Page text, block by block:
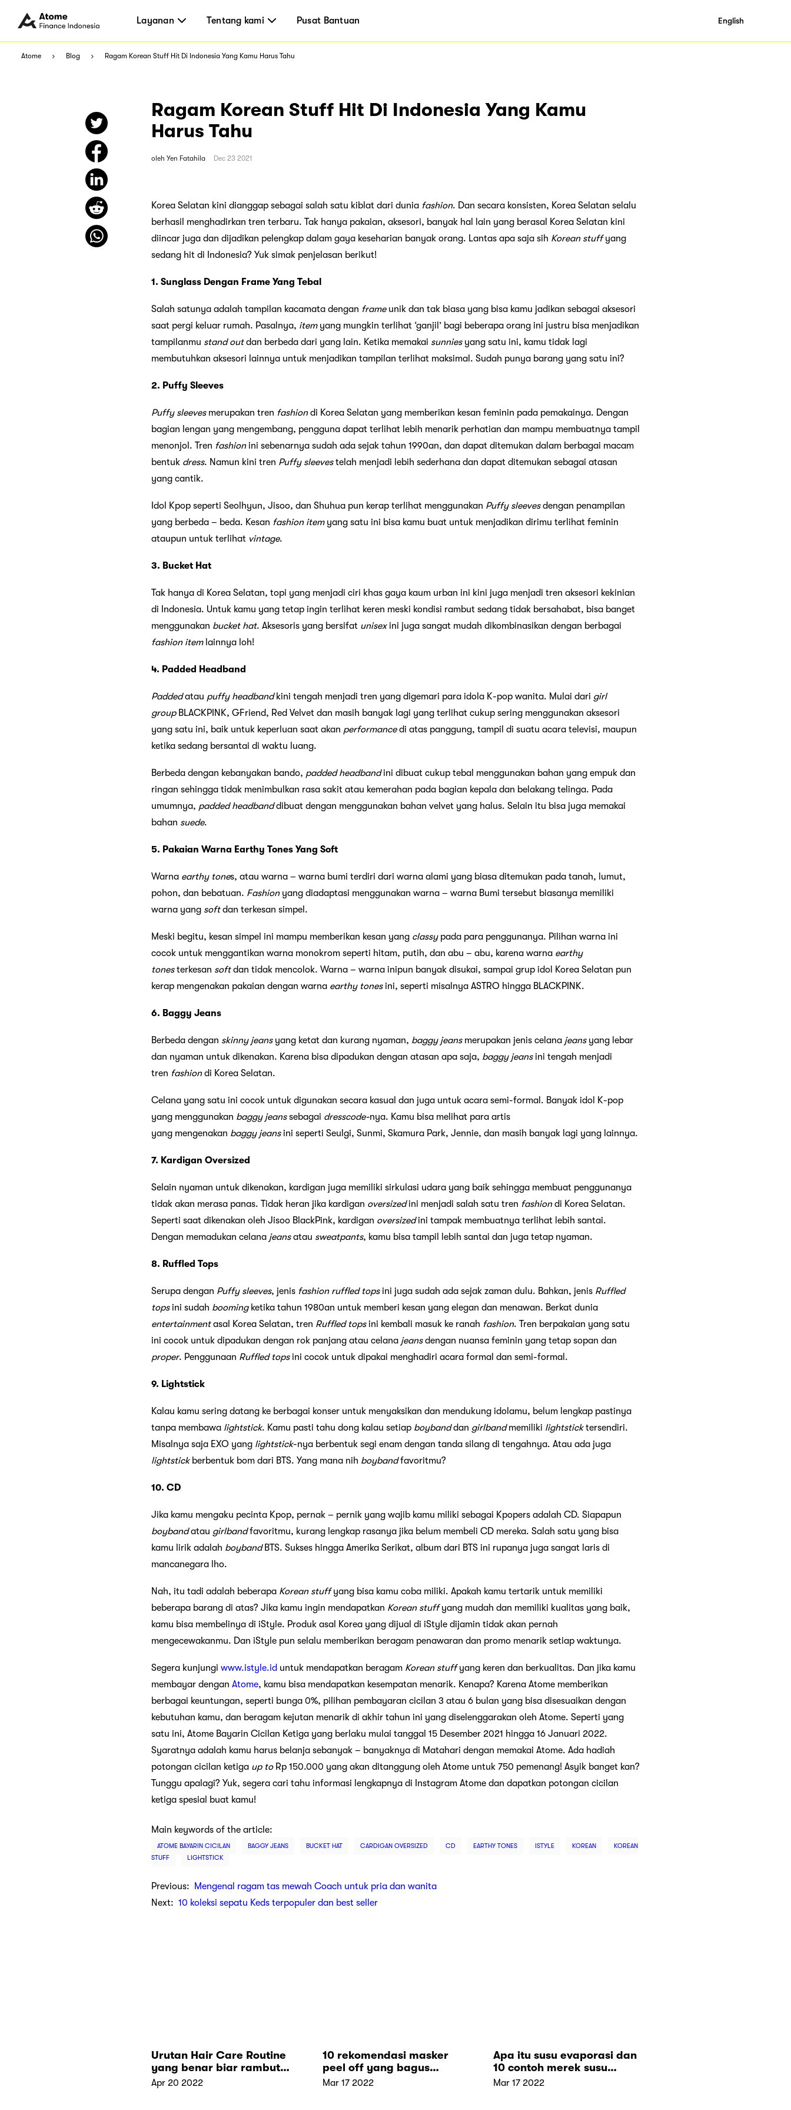
Layanan Tentang kami Pusat Bantuan English
Atome Blog Ragam Korean Stuff Hit Di Indonesia Yang Kamu Harus Tahu
Ragam Korean Stuff Hit Di Indonesia Yang Kamu
Harus Tahu
oleh Yen Fatahila Dec 23 2021
Korea Selatan kini dianggap sebagai salah satu kiblat dari dunia fashion. Dan secara konsisten, Korea Selatan selalu
berhasil menghadirkan tren terbaru. Tak hanya pakaian, aksesori, banyak hal lain yang berasal Korea Selatan kini
diincar juga dan dijadikan pelengkap dalam gaya keseharian banyak orang. Lantas apa saja sih Korean stuffyang
sedang hit di Indonesia? Yuk simak penjelasan berikut!
1. Sunglass Dengan Frame Yang Tebal
Salah satunya adalah tampilan kacamata dengan frameunik dan tak biasa yang bisa kamu jadikan sebagai aksesori
saat pergi keluar rumah. Pasalnya, itemyang mungkin terlihat ‘ganjil’ bagi beberapa orang ini justru bisa menjadikan
tampilanmu stand outdan berbeda dari yang lain. Ketika memakai sunniesyang satu ini, kamu tidak lagi
membutuhkan aksesori lainnya untuk menjadikan tampilan terlihat maksimal. Sudah punya barang yang satu ini?
2. Puffy Sleeves
Puffy sleevesmerupakan tren fashiondi Korea Selatan yang memberikan kesan feminin pada pemakainya. Dengan
bagian lengan yang mengembang, pengguna dapat terlihat lebih menarik perhatian dan mampu membuatnya tampil
menonjol. Tren fashionini sebenarnya sudah ada sejak tahun 1990an, dan dapat ditemukan dalam berbagai macam
bentuk dress. Namun kini tren Puffy sleevestelah menjadi lebih sederhana dan dapat ditemukan sebagai atasan
yang cantik.
Idol Kpop seperti Seolhyun, Jisoo, dan Shuhua pun kerap terlihat menggunakan Puffy sleevesdengan penampilan
yang berbeda – beda. Kesan fashion itemyang satu ini bisa kamu buat untuk menjadikan dirimu terlihat feminin
ataupun untuk terlihat vintage.
3. Bucket Hat
Tak hanya di Korea Selatan, topi yang menjadi ciri khas gaya kaum urban ini kini juga menjadi tren aksesori kekinian
di Indonesia. Untuk kamu yang tetap ingin terlihat keren meski kondisi rambut sedang tidak bersahabat, bisa banget
menggunakan bucket hat. Aksesoris yang bersifat unisexini juga sangat mudah dikombinasikan dengan berbagai
fashion itemlainnya loh!
4. Padded Headband
Paddedatau puffy headbandkini tengah menjadi tren yang digemari para idola K-pop wanita. Mulai dari girl
groupBLACKPINK, GFriend, Red Velvet dan masih banyak lagi yang terlihat cukup sering menggunakan aksesori
yang satu ini, baik untuk keperluan saat akan performancedi atas panggung, tampil di suatu acara televisi, maupun
ketika sedang bersantai di waktu luang.
Berbeda dengan kebanyakan bando, padded headbandini dibuat cukup tebal menggunakan bahan yang empuk dan
ringan sehingga tidak menimbulkan rasa sakit atau kemerahan pada bagian kepala dan belakang telinga. Pada
umumnya, padded headbanddibuat dengan menggunakan bahan velvet yang halus. Selain itu bisa juga memakai
bahan suede.
5. Pakaian Warna Earthy Tones Yang Soft
Warna earthy tones, atau warna – warna bumi terdiri dari warna alami yang biasa ditemukan pada tanah, lumut,
pohon, dan bebatuan. Fashionyang diadaptasi menggunakan warna – warna Bumi tersebut biasanya memiliki
warna yang softdan terkesan simpel.
Meski begitu, kesan simpel ini mampu memberikan kesan yang classypada para penggunanya. Pilihan warna ini
cocok untuk menggantikan warna monokrom seperti hitam, putih, dan abu – abu, karena warna earthy
tonesterkesan softdan tidak mencolok. Warna – warna inipun banyak disukai, sampai grup idol Korea Selatan pun
kerap mengenakan pakaian dengan warna earthy tonesini, seperti misalnya ASTRO hingga BLACKPINK.
6. Baggy Jeans
Berbeda dengan skinny jeansyang ketat dan kurang nyaman, baggy jeansmerupakan jenis celana jeansyang lebar
dan nyaman untuk dikenakan. Karena bisa dipadukan dengan atasan apa saja, baggy jeansini tengah menjadi
tren fashiondi Korea Selatan.
Celana yang satu ini cocok untuk digunakan secara kasual dan juga untuk acara semi-formal. Banyak idol K-pop
yang menggunakan baggy jeanssebagai dresscode-nya. Kamu bisa melihat para artis
yang mengenakan baggy jeansini seperti Seulgi, Sunmi, Skamura Park, Jennie, dan masih banyak lagi yang lainnya.
7. Kardigan Oversized
Selain nyaman untuk dikenakan, kardigan juga memiliki sirkulasi udara yang baik sehingga membuat penggunanya
tidak akan merasa panas. Tidak heran jika kardigan oversizedini menjadi salah satu tren fashiondi Korea Selatan.
Seperti saat dikenakan oleh Jisoo BlackPink, kardigan oversizedini tampak membuatnya terlihat lebih santai.
Dengan memadukan celana jeansatau sweatpants, kamu bisa tampil lebih santai dan juga tetap nyaman.
8. Ruffled Tops
Serupa dengan Puffy sleeves, jenis fashion ruffled topsini juga sudah ada sejak zaman dulu. Bahkan, jenis Ruffled
topsini sudah boomingketika tahun 1980an untuk memberi kesan yang elegan dan menawan. Berkat dunia
entertainmentasal Korea Selatan, tren Ruffled topsini kembali masuk ke ranah fashion. Tren berpakaian yang satu
ini cocok untuk dipadukan dengan rok panjang atau celana jeansdengan nuansa feminin yang tetap sopan dan
proper. Penggunaan Ruffled topsini cocok untuk dipakai menghadiri acara formal dan semi-formal.
9. Lightstick
Kalau kamu sering datang ke berbagai konser untuk menyaksikan dan mendukung idolamu, belum lengkap pastinya
tanpa membawa lightstick. Kamu pasti tahu dong kalau setiap boybanddan girlbandmemiliki lightsticktersendiri.
Misalnya saja EXO yang lightstick-nya berbentuk segi enam dengan tanda silang di tengahnya. Atau ada juga
lightstickberbentuk bom dari BTS. Yang mana nih boybandfavoritmu?
10. CD
Jika kamu mengaku pecinta Kpop, pernak – pernik yang wajib kamu miliki sebagai Kpopers adalah CD. Siapapun
boybandatau girlbandfavoritmu, kurang lengkap rasanya jika belum membeli CD mereka. Salah satu yang bisa
kamu lirik adalah boybandBTS. Sukses hingga Amerika Serikat, album dari BTS ini rupanya juga sangat laris di
mancanegara lho.
Nah, itu tadi adalah beberapa Korean stuffyang bisa kamu coba miliki. Apakah kamu tertarik untuk memiliki
beberapa barang di atas? Jika kamu ingin mendapatkan Korean stuffyang mudah dan memiliki kualitas yang baik,
kamu bisa membelinya di iStyle. Produk asal Korea yang dijual di iStyle dijamin tidak akan pernah
mengecewakanmu. Dan iStyle pun selalu memberikan beragam penawaran dan promo menarik setiap waktunya.
Segera kunjungi www.istyle.id untuk mendapatkan beragam Korean stuffyang keren dan berkualitas. Dan jika kamu
membayar dengan Atome, kamu bisa mendapatkan kesempatan menarik. Kenapa? Karena Atome memberikan
berbagai keuntungan, seperti bunga 0%, pilihan pembayaran cicilan 3 atau 6 bulan yang bisa disesuaikan dengan
kebutuhan kamu, dan beragam kejutan menarik di akhir tahun ini yang diselenggarakan oleh Atome. Seperti yang
satu ini, Atome Bayarin Cicilan Ketiga yang berlaku mulai tanggal 15 Desember 2021 hingga 16 Januari 2022.
Syaratnya adalah kamu harus belanja sebanyak – banyaknya di Matahari dengan memakai Atome. Ada hadiah
potongan cicilan ketiga up toRp 150.000 yang akan ditanggung oleh Atome untuk 750 pemenang! Asyik banget kan?
Tunggu apalagi? Yuk, segera cari tahu informasi lengkapnya di Instagram Atome dan dapatkan potongan cicilan
ketiga spesial buat kamu!
Main keywords of the article:
ATOME BAYARIN CICILAN BAGGY JEANS BUCKET HAT CARDIGAN OVERSIZED CD EARTHY TONES ISTYLE KOREAN
KOREAN
STUFF
LIGHTSTICK
Previous:
Mengenal ragam tas mewah Coach untuk pria dan wanita
Next: 10 koleksi sepatu Keds terpopuler dan best seller
Urutan Hair Care Routine
yang benar biar rambut
selalu sehat
Apr 20 2022
10 rekomendasi masker
peel off yang bagus
untukmu
Mar 17 2022
Apa itu susu evaporasi dan
10 contoh merek susu
evaporasi
Mar 17 2022